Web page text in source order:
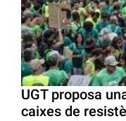
UGT proposa
caixes de